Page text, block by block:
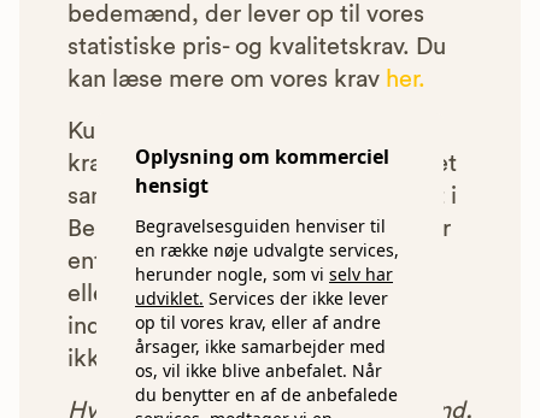
Oplysning om kommerciel
hensigt
Begravelsesguiden henviser til
en række nøje udvalgte services,
herunder nogle, som vi selv har
udviklet. Services der ikke lever
op til vores krav, eller af andre
årsager, ikke samarbejder med
os, vil ikke blive anbefalet. Når
du benytter en af de anbefalede
bedemænd, der lever op til vores
statistiske pris- og kvalitetskrav. Du
kan læse mere om vores krav her.
Kun bedemænd der lever op til
kravene har mulighed for at indgå et
samarbejde med os om at blive vist i
Begravelsesguiden. Bedemænd der
enten ikke lever op til vores krav,
eller som af andre årsager ikke har
indgået et samarbejde med os, vil
ikke blive vist i vores anbefalinger.
Hver gang du benytter en bedemand,